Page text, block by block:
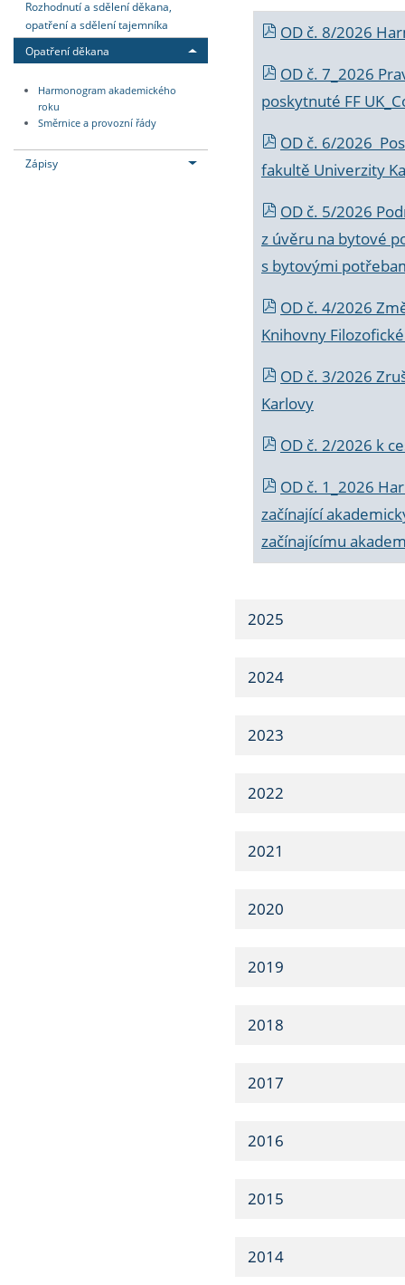
Rozhodnutí a sdělení děkana,
opatření a sdělení tajemníka
Opatření děkana
Harmonogram akademického
roku
Směrnice a provozní řády
Zápisy
OD č. 8/2026
OD č. 7_2026
poskytnuté FF
OD č. 6/2026
fakultě Univerzity
OD č. 5/2026
z úvěru na bytové
s bytovými
OD č. 4/2026
Knihovny
OD č. 3/2026
Karlovy
OD č. 2/2026 k
OD č. 1_2026
začínající
začínajícímu
2025
2024
2023
2022
2021
2020
2019
2018
2017
2016
2015
2014